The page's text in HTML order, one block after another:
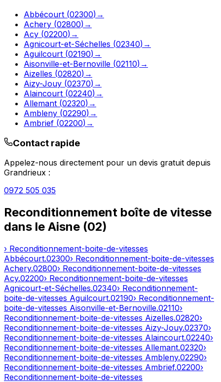
Abbécourt (02300) →
Achery (02800) →
Acy (02200) →
Agnicourt-et-Séchelles (02340) →
Aguilcourt (02190) →
Aisonville-et-Bernoville (02110) →
Aizelles (02820) →
Aizy-Jouy (02370) →
Alaincourt (02240) →
Allemant (02320) →
Ambleny (02290) →
Ambrief (02200) →
Contact rapide
Appelez-nous directement pour un devis gratuit depuis
Grandrieux :
0972 505 035
Reconditionnement boîte de vitesse
dans le Aisne (02)
› Reconditionnement-boite-de-vitesses
Abbécourt.02300› Reconditionnement-boite-de-vitesses
Achery.02800› Reconditionnement-boite-de-vitesses
Acy.02200› Reconditionnement-boite-de-vitesses
Agnicourt-et-Séchelles.02340› Reconditionnement-
boite-de-vitesses Aguilcourt.02190› Reconditionnement-
boite-de-vitesses Aisonville-et-Bernoville.02110›
Reconditionnement-boite-de-vitesses Aizelles.02820›
Reconditionnement-boite-de-vitesses Aizy-Jouy.02370›
Reconditionnement-boite-de-vitesses Alaincourt.02240›
Reconditionnement-boite-de-vitesses Allemant.02320›
Reconditionnement-boite-de-vitesses Ambleny.02290›
Reconditionnement-boite-de-vitesses Ambrief.02200›
Reconditionnement-boite-de-vitesses